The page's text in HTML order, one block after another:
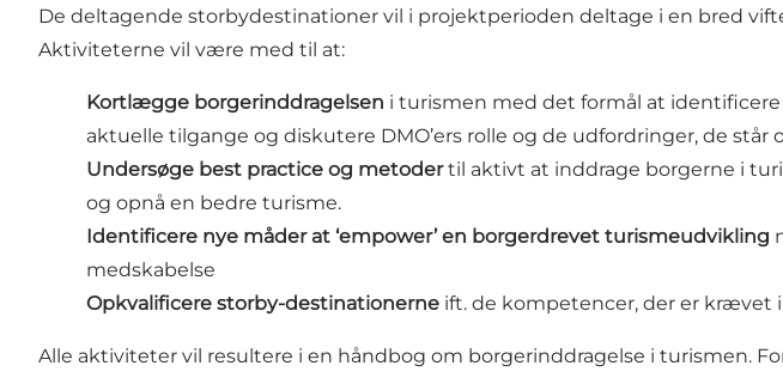
De deltagende storbydestinationer vil i projektperioden deltage i en bred
Aktiviteterne vil være med til at:
Kortlægge borgerinddragelsen i turismen med det formål at
aktuelle tilgange og diskutere DMO’ers rolle og de udfordringer, de står
Undersøge best practice og metodertil aktivt at inddrage borgerne i
og opnå en bedre turisme.
Identificere nye måder at ‘empower’ en borgerdrevet turismeudvikling
medskabelse
Opkvalificere storby-destinationerne ift. de kompetencer, der er
Alle aktiviteter vil resultere i en håndbog om borgerinddragelse i turismen.